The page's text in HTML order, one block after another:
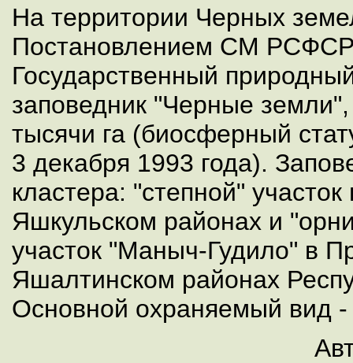
На территории Черных
Постановлением СМ
Государственный
заповедник "Черные
тысячи га (биосферный
3 декабря 1993 года).
кластера: "степной"
Яшкульском районах и
участок "Маныч-Гудило" в
Яшалтинском районах
Основной охраняемый вид -